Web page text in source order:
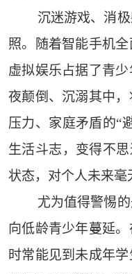
沉迷游戏、消
照。随着智能手机
虚拟娱乐占据了青
夜颠倒、沉溺其中
压力、家庭矛盾的“
生活斗志，变得不
状态，对个人未来毫
尤为值得警惕
向低龄青少年蔓延。
时常能见到未成年